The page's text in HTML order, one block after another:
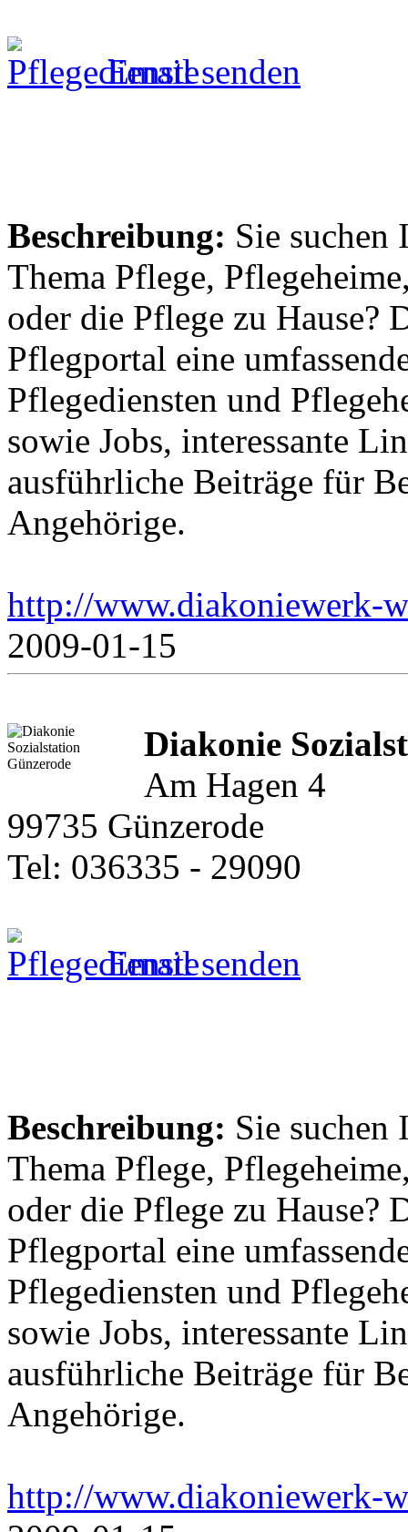
Email senden
Beschreibung: Sie suchen
Thema Pflege,
oder die Pflege zu Hause?
Pflegportal eine
Pflegediensten und
sowie Jobs, interessante
ausführliche Beiträge für
Angehörige.
http://www.diakoniewerk-
2009-01-15
Diakonie
Am Hagen 4
99735 Günzerode
Tel: 036335 - 29090
Email senden
Beschreibung: Sie suchen
Thema Pflege,
oder die Pflege zu Hause?
Pflegportal eine
Pflegediensten und
sowie Jobs, interessante
ausführliche Beiträge für
Angehörige.
http://www.diakoniewerk-